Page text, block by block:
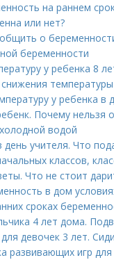
на раннем
или нет?
о
беременности
у ребенка 8
температуры
у ребенка в
Почему нельзя
водой
учителя. Что
классов,
Что не стоит
в дом
сроках
4 лет дома.
девочек 3 лет.
развивающих игр